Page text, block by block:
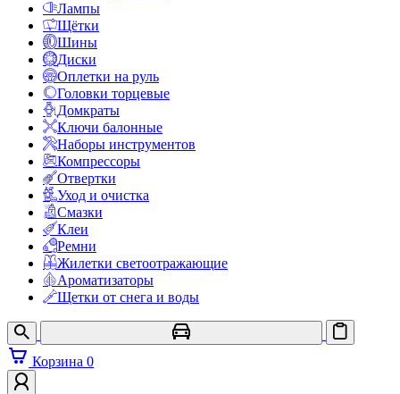
Лампы
Щётки
Шины
Диски
Оплетки на руль
Головки торцевые
Домкраты
Ключи балонные
Наборы инструментов
Компрессоры
Отвертки
Уход и очистка
Смазки
Клеи
Ремни
Жилетки светоотражающие
Ароматизаторы
Щетки от снега и воды
Корзина 0